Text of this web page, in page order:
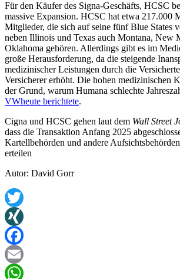
Für den Käufer des Signa-Geschäfts, HCSC
massive Expansion. HCSC hat etwa 217.000
Mitglieder, die sich auf seine fünf Blue States
neben Illinois und Texas auch Montana, New
Oklahoma gehören. Allerdings gibt es im
große Herausforderung, da die steigende
medizinischer Leistungen durch die
Versicherer erhöht. Die hohen medizinischen
der Grund, warum Humana schlechte
VWheute berichtete.
Cigna und HCSC gehen laut dem Wall Street
dass die Transaktion Anfang 2025
Kartellbehörden und andere
erteilen
Autor: David Gorr
Twitter
XING
Facebook
Email